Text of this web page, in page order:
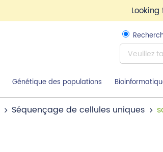
Génétique des populations
Séquençage de cellules uniques